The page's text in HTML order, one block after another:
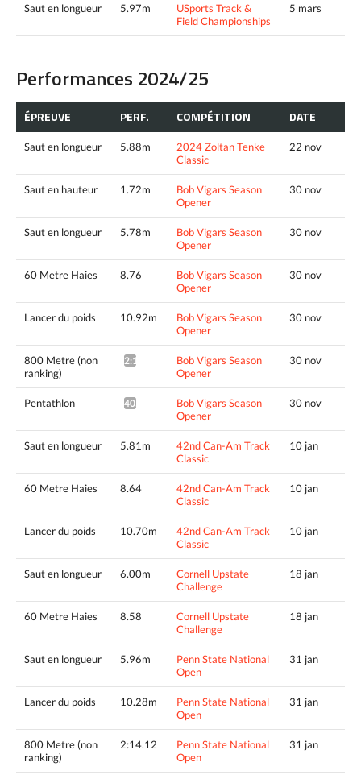
Saut en longueur 5.97m
USports Track &
Field Championships
5 mars
Performances 2024/25
ÉPREUVE PERF. COMPÉTITION DATE
Saut en longueur 5.88m
2024 Zoltan Tenke
Classic
22 nov
Saut en hauteur 1.72m
Bob Vigars Season
Opener
30 nov
Saut en longueur 5.78m
Bob Vigars Season
Opener
30 nov
60 Metre Haies 8.76
Bob Vigars Season
Opener
30 nov
Lancer du poids 10.92m
Bob Vigars Season
Opener
30 nov
800 Metre (non
ranking)
2:18.45^
Bob Vigars Season
Opener
30 nov
Pentathlon 4058pts^
Bob Vigars Season
Opener
30 nov
Saut en longueur 5.81m
42nd Can-Am Track
Classic
10 jan
60 Metre Haies 8.64
42nd Can-Am Track
Classic
10 jan
Lancer du poids 10.70m
42nd Can-Am Track
Classic
10 jan
Saut en longueur 6.00m
Cornell Upstate
Challenge
18 jan
60 Metre Haies 8.58
Cornell Upstate
Challenge
18 jan
Saut en longueur 5.96m
Penn State National
Open
31 jan
Lancer du poids 10.28m
Penn State National
Open
31 jan
800 Metre (non
ranking)
2:14.12
Penn State National
Open
31 jan